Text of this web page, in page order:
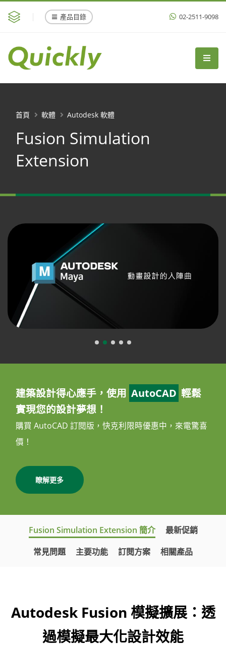
產品目錄 02-2511-9098
Fusion Simulation
Extension
首頁 軟體 Autodesk 軟體
建築設計得心應手，使用 AutoCAD 輕鬆
實現您的設計夢想！
購買 AutoCAD 訂閱版，快克利限時優惠中，來電驚喜
價！
瞭解更多
Fusion Simulation Extension 簡介
最新促銷
常見問題
主要功能 訂閱方案 相關產品
Autodesk Fusion 模擬擴展：透
過模擬最大化設計效能